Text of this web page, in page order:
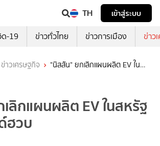
TH
เข้าสู่ระบบ
ด-19 ข่าวทั่วไทย ข่าวการเมือง ข่าว
ข่าวเศรษฐกิจ
"นิสสัน" ยกเลิกแผนผลิต EV ใน
ลิกแผนผลิต EV ในสหรัฐ
ฮวบ